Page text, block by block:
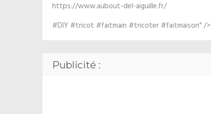
https://www.aubout-del-aiguille.fr/
#DIY #tricot #faitmain #tricoter #faitmaison" />
Publicité :